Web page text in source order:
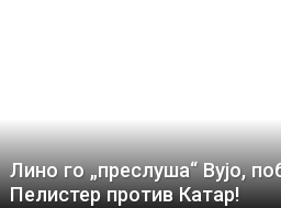
Лино го „преслуша“ Вујо,
Пелистер против Катар!